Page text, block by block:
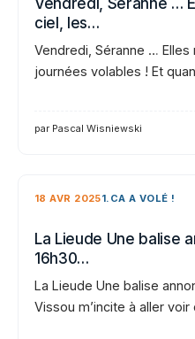
ciel, les…
Vendredi, Séranne …
journées volables ! Et
par Pascal Wisniewski
18 AVR 20251.CA A VOLÉ !
La Lieude Une balise
16h30…
La Lieude Une balise
Vissou m’incite à aller